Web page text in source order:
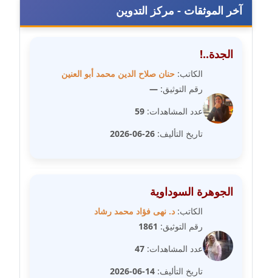
مدونة عبير محمد
مدونة عبير مصطفى
مدونة عزة الأمير
مدونة عطا الله حسب الله
مدونة عفاف حسين
عاملة
آخر الموثقات - مركز التدوين
الجدة..!
الكاتب: حنان صلاح الدين محمد أبو العنين
رقم التوثيق: —
عدد المشاهدات: 59
تاريخ التأليف: 26-06-2026
الجوهرة السوداوية
الكاتب: د. نهى فؤاد محمد رشاد
رقم التوثيق: 1861
عدد المشاهدات: 47
تاريخ التأليف: 14-06-2026